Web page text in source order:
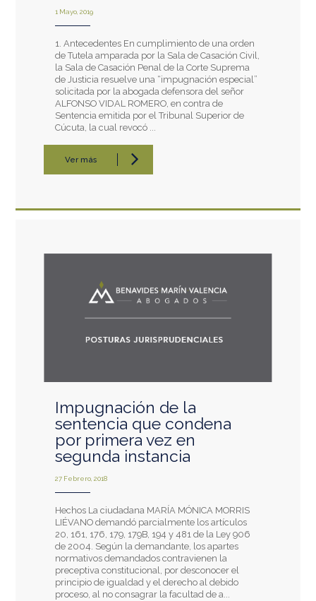
1 Mayo, 2019
1. Antecedentes En cumplimiento de una orden
de Tutela amparada por la Sala de Casación Civil,
la Sala de Casación Penal de la Corte Suprema
de Justicia resuelve una “impugnación especial”
solicitada por la abogada defensora del señor
ALFONSO VIDAL ROMERO, en contra de
Sentencia emitida por el Tribunal Superior de
Cúcuta, la cual revocó ...
Ver más
Impugnación de la
sentencia que condena
por primera vez en
segunda instancia
27 Febrero, 2018
Hechos La ciudadana MARÍA MÓNICA MORRIS
LIÉVANO demandó parcialmente los artículos
20, 161, 176, 179, 179B, 194 y 481 de la Ley 906
de 2004. Según la demandante, los apartes
normativos demandados contravienen la
preceptiva constitucional, por desconocer el
principio de igualdad y el derecho al debido
proceso, al no consagrar la facultad de a...